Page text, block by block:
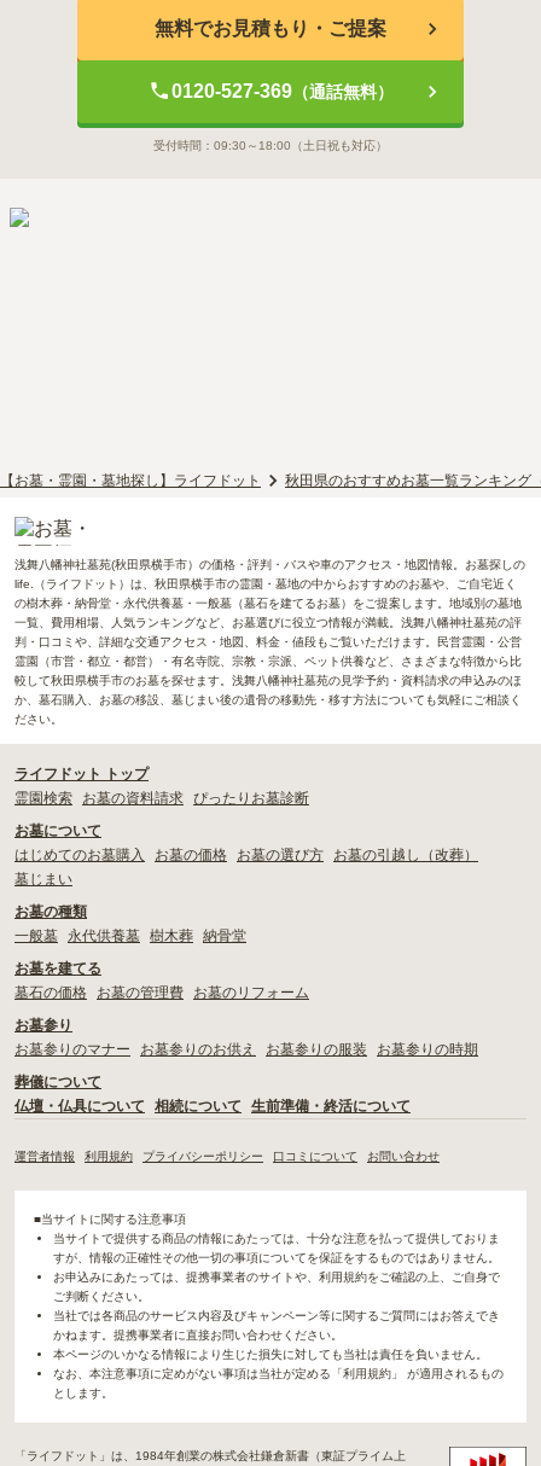
無料でお見積もり・ご提案
0120-527-369（通話無料）
受付時間： 09:30～18:00 （土日祝も対応）
【お墓・霊園・墓地探し】ライフドット 秋田県のおすすめお墓一覧ランキング
浅舞八幡神社墓苑(秋田県横手市）の価格・評判・バスや車のアクセス・地図情報。お墓探しの
life.（ライフドット）は、秋田県横手市の霊園・墓地の中からおすすめのお墓や、ご自宅近く
の樹木葬・納骨堂・永代供養墓・一般墓（墓石を建てるお墓）をご提案します。地域別の墓地
一覧、費用相場、人気ランキングなど、お墓選びに役立つ情報が満載。浅舞八幡神社墓苑の評
判・口コミや、詳細な交通アクセス・地図、料金・値段もご覧いただけます。民営霊園・公営
霊園（市営・都立・都営）・有名寺院、宗教・宗派、ペット供養など、さまざまな特徴から比
較して秋田県横手市のお墓を探せます。浅舞八幡神社墓苑の見学予約・資料請求の申込みのほ
か、墓石購入、お墓の移設、墓じまい後の遺骨の移動先・移す方法についても気軽にご相談く
ださい。
ライフドット トップ
霊園検索
お墓の資料請求 ぴったりお墓診断
お墓について
はじめてのお墓購入
お墓の価格 お墓の選び方
お墓の引越し（改葬）
墓じまい
お墓の種類
一般墓
永代供養墓 樹木葬 納骨堂
お墓を建てる
墓石の価格
お墓の管理費
お墓のリフォーム
お墓参り
お墓参りのマナー
お墓参りのお供え お墓参りの服装
お墓参りの時期
葬儀について
仏壇・仏具について
相続について 生前準備・終活について
運営者情報 利用規約 プライバシーポリシー 口コミについて お問い合わせ
■当サイトに関する注意事項
当サイトで提供する商品の情報にあたっては、十分な注意を払って提供しておりま
すが、情報の正確性その他一切の事項についてを保証をするものではありません。
お申込みにあたっては、提携事業者のサイトや、利用規約をご確認の上、ご自身で
ご判断ください。
当社では各商品のサービス内容及びキャンペーン等に関するご質問にはお答えでき
かねます。提携事業者に直接お問い合わせください。
本ページのいかなる情報により生じた損失に対しても当社は責任を負いません。
なお、本注意事項に定めがない事項は当社が定める「利用規約」 が適用されるもの
とします。
「ライフドット」は、1984年創業の株式会社鎌倉新書（東証プライム上